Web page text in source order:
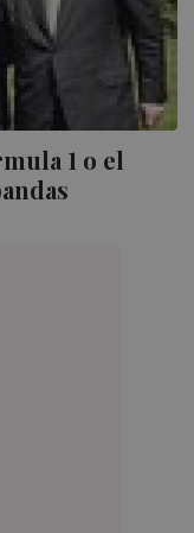
1 o el